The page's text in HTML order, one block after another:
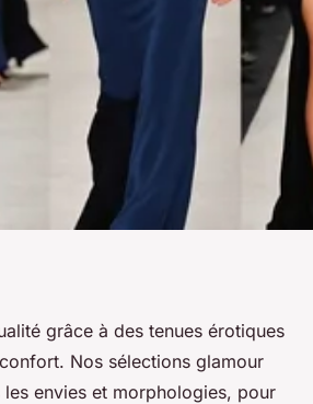
: inspirez votre
nos outfits
grâce à des tenues érotiques
Nos sélections glamour
les envies et morphologies, pour